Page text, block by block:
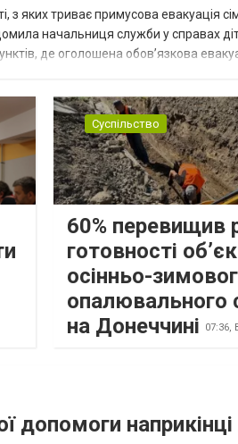
з яких триває примусова евакуація
начальниця служби у справах
де оголошена обов’язкова
Суспільство
60% перевищив
готовності
осінньо-
опалювального
на Донеччині
07:36,
допомоги